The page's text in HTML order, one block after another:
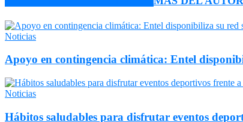
Noticias
Apoyo en contingencia climática: Entel
Noticias
Hábitos saludables para disfrutar eventos